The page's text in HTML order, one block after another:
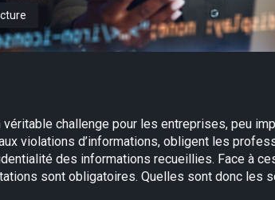
challenge pour les entreprises, peu
violations d’informations, obligent les
des informations recueillies. Face à
sont obligatoires. Quelles sont donc les